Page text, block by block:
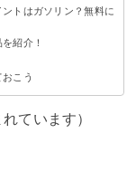
の分使えば元が取れる
トはガソリン？無料に
紹介！
ルタオル
めの商品は？
こう
ています）